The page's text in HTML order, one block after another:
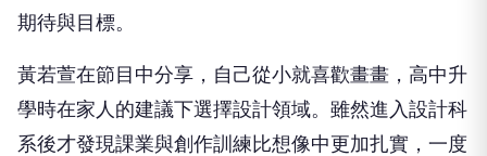
期待與目標。
黃若萱在節目中分享，自己從小就喜歡畫畫，高中升
學時在家人的建議下選擇設計領域。雖然進入設計科
系後才發現課業與創作訓練比想像中更加扎實，一度